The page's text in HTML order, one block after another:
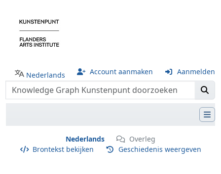
Nederlands Account aanmaken Aanmelden
Nederlands
Overleg
Brontekst bekijken
Geschiedenis weergeven